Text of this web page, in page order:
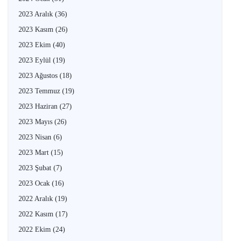
2023 Aralık (36)
2023 Kasım (26)
2023 Ekim (40)
2023 Eylül (19)
2023 Ağustos (18)
2023 Temmuz (19)
2023 Haziran (27)
2023 Mayıs (26)
2023 Nisan (6)
2023 Mart (15)
2023 Şubat (7)
2023 Ocak (16)
2022 Aralık (19)
2022 Kasım (17)
2022 Ekim (24)